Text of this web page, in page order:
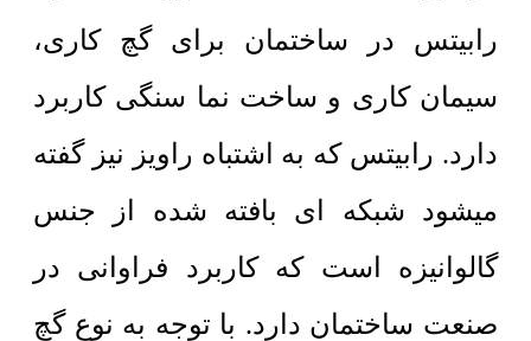
رابیتس در ساختمان برای گچ کاری،
سیمان کاری و ساخت نما سنگی کاربرد
دارد. رابیتس که به اشتباه راویز نیز گفته
میشود شبکه ای بافته شده از جنس
گالوانیزه است که کاربرد فراوانی در
صنعت ساختمان دارد. با توجه به نوع گچ